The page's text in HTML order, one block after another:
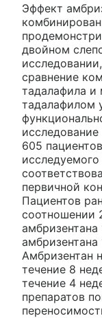
Эффект
двойном
сравнение
тадалафила и
тадалафилом
605
первичной
Пациентов
соотношении
Амбризентан
течение 8
течение 4
препаратов